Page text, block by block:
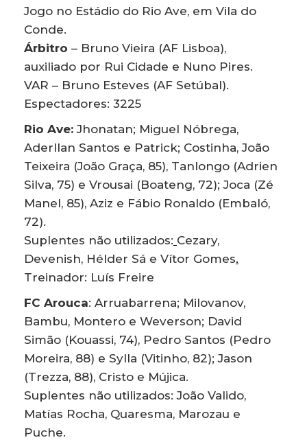
Jogo no Estádio do Rio Ave, em Vila do
Conde.
Árbitro – Bruno Vieira (AF Lisboa),
auxiliado por Rui Cidade e Nuno Pires.
VAR – Bruno Esteves (AF Setúbal).
Espectadores: 3225
Rio Ave:Jhonatan; Miguel Nóbrega,
Aderllan Santos e Patrick; Costinha, João
Teixeira (João Graça, 85), Tanlongo (Adrien
Silva, 75) e Vrousai (Boateng, 72); Joca (Zé
Manel, 85), Aziz e Fábio Ronaldo (Embaló,
72).
Suplentes não utilizados: Cezary,
Devenish, Hélder Sá e Vítor Gomes.
Treinador: Luís Freire
FC Arouca: Arruabarrena; Milovanov,
Bambu, Montero e Weverson; David
Simão (Kouassi, 74), Pedro Santos (Pedro
Moreira, 88) e Sylla (Vitinho, 82); Jason
(Trezza, 88), Cristo e Mújica.
Suplentes não utilizados: João Valido,
Matías Rocha, Quaresma, Marozau e
Puche.